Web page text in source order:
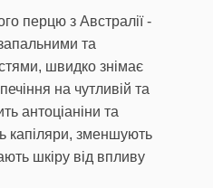
перцю з Австралії -
та
швидко знімає
на чутливій та
антоціаніни та
капіляри, зменшують
шкіру від впливу